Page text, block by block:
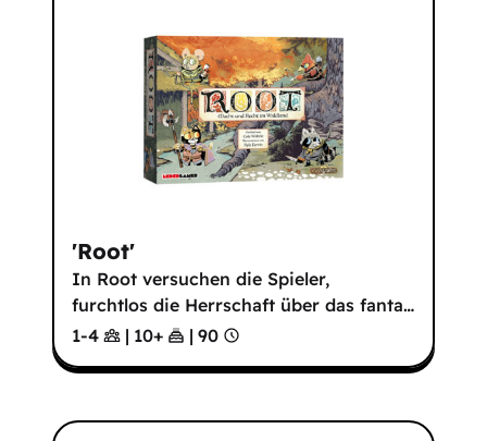
'Root'
In Root versuchen die Spieler,
furchtlos die Herrschaft über das fanta…
1-4
| 10+ | 90